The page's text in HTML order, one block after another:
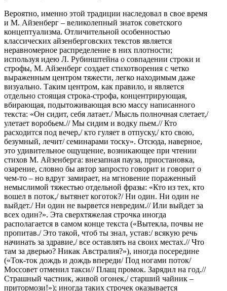
Вероятно, именно этой традиции наследовал в свое время
и М. Айзенберг – великолепный знаток советского
концептуализма. Отличительной особенностью
классических айзенберговских текстов является
неравномерное распределение в них плотности;
используя идею Л. Рубинштейна о совпадении строки и
строфы, М. Айзенберг создает стихотворения с четко
выраженным центром тяжести, легко находимым даже
визуально. Таким центром, как правило, и является
отдельно стоящая строка-строфа, концентрирующая,
вбирающая, подытоживающая всю массу написанного
текста: «Он сидит, себя латает./ Мысль полночная слетает,/
улетает воробьем.// Мы сидим и водку пьем.// Кто
расходится под вечер,/ кто гуляет в отпуску,/ кто свою,
безумный, лечит/ семинарами тоску». Отсюда, наверное,
это удивительное ощущение, возникающее при чтении
стихов М. Айзенберга: внезапная пауза, приостановка,
озарение, словно бы автор запросто говорит и говорит о
чем-то – но вдруг замирает, на мгновение пораженный
немыслимой тяжестью отдельной фразы: «Кто из тех, кто
вошел в поток,/ вытянет коготок?/ Ни один. Ни один не
выйдет./ Ни один не вырвется невредим.// Или выйдет за
всех один?». Эта сверхтяжелая строчка иногда
располагается в самом конце текста («Вытекла, почвы не
пропитав./ Это такой, чтоб ты знал, устав:/ всякую речь
начинать за здравие,/ все оставлять на своих местах.// Что
там за дверью? Никак Австралия?»), иногда посередине
(«Ток-ток дождь и дождь впереди/ Под ногами поток/
Моссовет отменил такси// Плащ промок. Зарядил на год.//
Страшный частник, живой огонек,/ старший чайник –
притормози!»); иногда таких строчек оказывается